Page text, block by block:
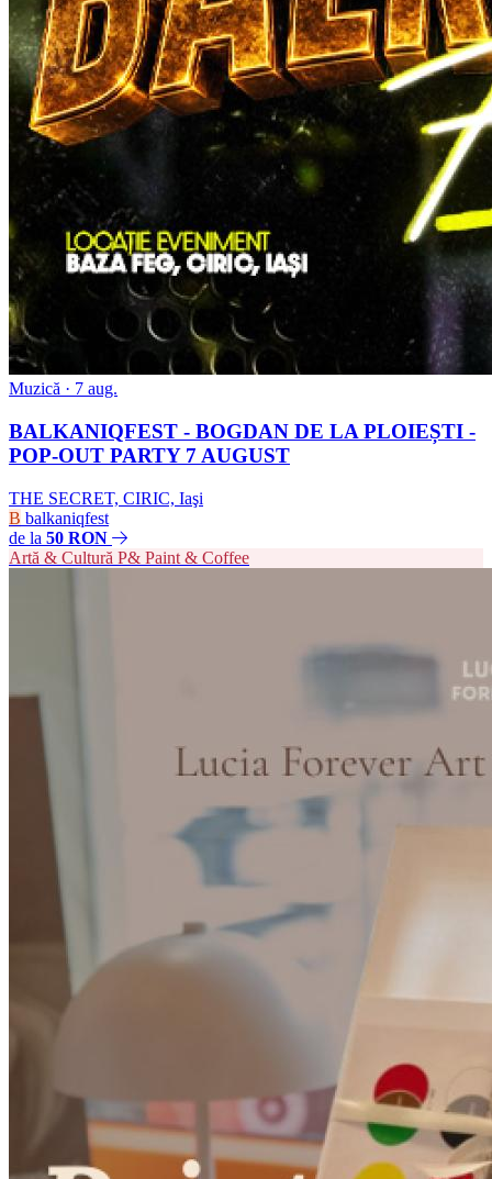
Muzică · 7 aug.
BALKANIQFEST - BOGDAN DE LA PLOIEȘTI -
POP-OUT PARTY 7 AUGUST
THE SECRET, CIRIC, Iaşi
B balkaniqfest
de la 50 RON
Artă & Cultură P& Paint & Coffee